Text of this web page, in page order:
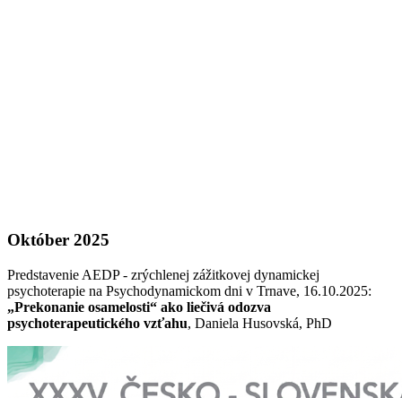
Október 2025
Predstavenie AEDP - zrýchlenej zážitkovej dynamickej
psychoterapie na Psychodynamickom dni v Trnave, 16.10.2025:
„Prekonanie osamelosti“ ako liečivá odozva
psychoterapeutického vzťahu, Daniela Husovská, PhD